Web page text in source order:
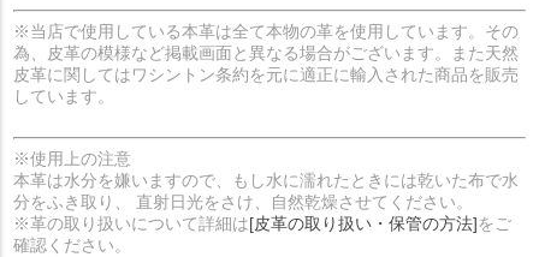
※当店で使用している本革は全て本物の革を使用しています。その
為、皮革の模様など掲載画面と異なる場合がございます。また天然
皮革に関してはワシントン条約を元に適正に輸入された商品を販売
しています。
※使用上の注意
本革は水分を嫌いますので、もし水に濡れたときには乾いた布で水
分をふき取り、 直射日光をさけ、自然乾燥させてください。
※革の取り扱いについて詳細は[皮革の取り扱い・保管の方法]をご
確認ください。